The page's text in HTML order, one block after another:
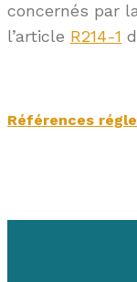
concernés par
l’article R214-1
Références